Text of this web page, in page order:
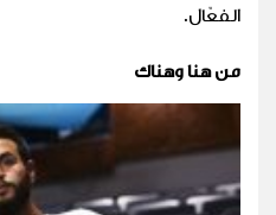
الفعّال.
من هنا وهناك